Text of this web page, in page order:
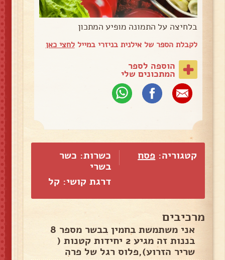
בלחיצה על התמונה מופיע המתכון
לקבלת הספר של אילנית בניזרי במייללחצי כאן
הוספה לספר
המתכונים שלי
קטגוריה: פסח
כשרות: כשר
בשרי
דרגת קושי: קל
מרכיבים
אני משתמשת בחמין בבשר מספר 8
בננות זה מגיע 2 יחידות קטנות (
שריר הזרוע),פלוס רגל של פרה